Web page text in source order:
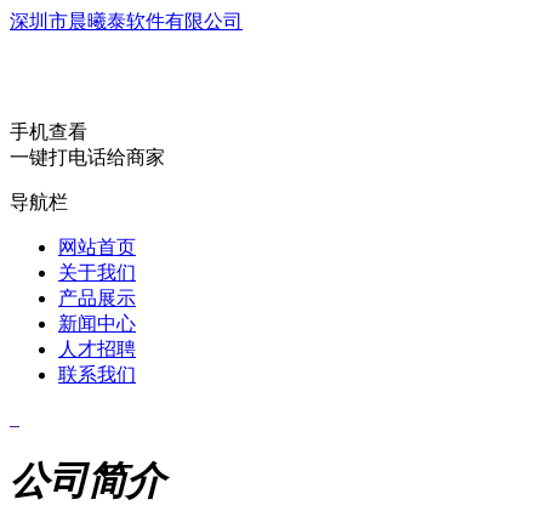
深圳市晨曦泰软件有限公司
手机查看
一键打电话给商家
导航栏
网站首页
关于我们
产品展示
新闻中心
人才招聘
联系我们
公司简介